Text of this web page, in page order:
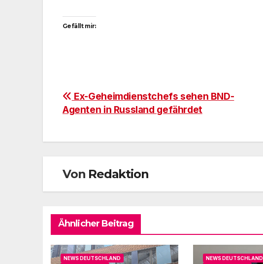
Gefällt mir:
Beitragsnavigation
Ex-Geheimdienstchefs sehen BND-
Agenten in Russland gefährdet
Von Redaktion
Ähnlicher Beitrag
NEWS DEUTSCHLAND
NEWS DEUTSCHLAND